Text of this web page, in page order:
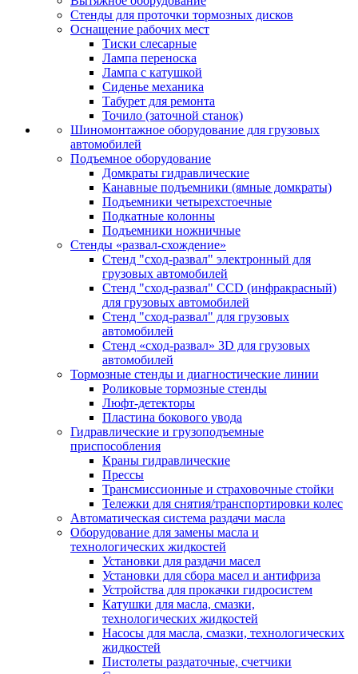
Стенды для проточки тормозных дисков
Оснащение рабочих мест
Тиски слесарные
Лампа переноска
Лампа с катушкой
Сиденье механика
Табурет для ремонта
Точило (заточной станок)
Шиномонтажное оборудование для грузовых
автомобилей
Подъемное оборудование
Домкраты гидравлические
Канавные подъемники (ямные домкраты)
Подъемники четырехстоечные
Подкатные колонны
Подъемники ножничные
Стенды «развал-схождение»
Стенд "сход-развал" электронный для
грузовых автомобилей
Стенд "сход-развал" CCD (инфракрасный)
для грузовых автомобилей
Стенд "сход-развал" для грузовых
автомобилей
Стенд «сход-развал» 3D для грузовых
автомобилей
Тормозные стенды и диагностические линии
Роликовые тормозные стенды
Люфт-детекторы
Пластина бокового увода
Гидравлические и грузоподъемные
приспособления
Краны гидравлические
Прессы
Трансмиссионные и страховочные стойки
Тележки для снятия/транспортировки колес
Автоматическая система раздачи масла
Оборудование для замены масла и
технологических жидкостей
Установки для раздачи масел
Установки для сбора масел и антифриза
Устройства для прокачки гидросистем
Катушки для масла, смазки,
технологических жидкостей
Насосы для масла, смазки, технологических
жидкостей
Пистолеты раздаточные, счетчики